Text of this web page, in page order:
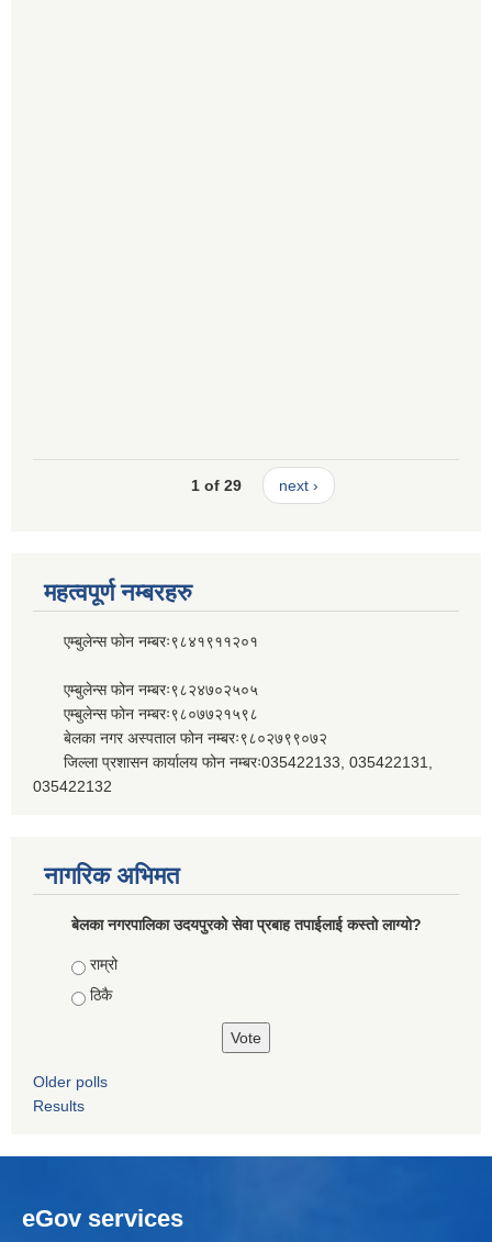
1 of 29 next ›
महत्वपूर्ण नम्बरहरु
एम्बुलेन्स फोन नम्बरः९८४१९११२०१
एम्बुलेन्स फोन नम्बरः९८२४७०२५०५
एम्बुलेन्स फोन नम्बरः९८०७७२१५९८
बेलका नगर अस्पताल फोन नम्बरः९८०२७९९०७२
जिल्ला प्रशासन कार्यालय फोन नम्बरः035422133, 035422131,
035422132
नागरिक अभिमत
बेलका नगरपालिका उदयपुरको सेवा प्रबाह तपाईलाई कस्तो लाग्यो?
Choices
राम्रो
ठिकै
Older polls
Results
eGov services